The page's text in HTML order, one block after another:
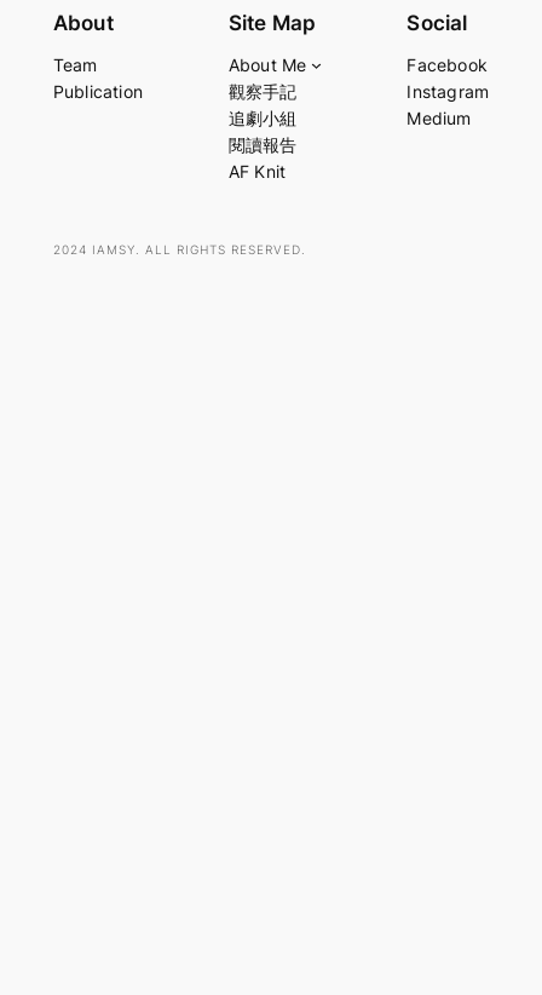
e
r
About
Team
Publication
Site Map
About Me
觀察手記
追劇小組
閱讀報告
AF Knit
Social
Facebook
Instagram
Medium
2024 IAMSY. ALL RIGHTS RESERVED.